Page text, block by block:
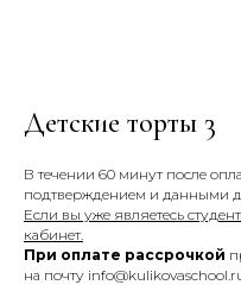
Детские торты 3
В течении 60 минут после
подтверждением и данными
Если вы уже являетесь
кабинет.
При оплате рассрочкой
на почту